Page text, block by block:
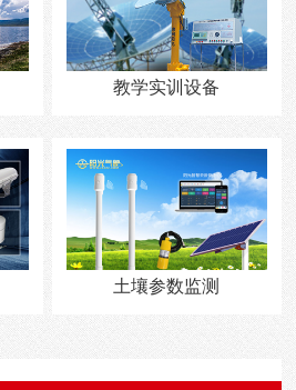
教学实训设备
土壤参数监测